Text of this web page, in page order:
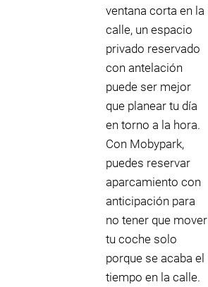
ventana corta en la
calle, un espacio
privado reservado
con antelación
puede ser mejor
que planear tu día
en torno a la hora.
Con Mobypark,
puedes reservar
aparcamiento con
anticipación para
no tener que mover
tu coche solo
porque se acaba el
tiempo en la calle.